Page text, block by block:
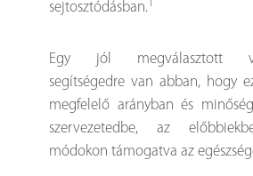
sejtosztódásban.1
Egy jól megválasztott
segítségedre van abban, hogy
megfelelő arányban és
szervezetedbe, az
módokon támogatva az